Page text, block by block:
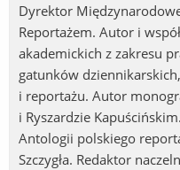
Dyrektor
Reportażem. Autor i
akademickich z zakresu
gatunków
i reportażu. Autor
i Ryszardzie
Antologii polskiego
Szczygła. Redaktor